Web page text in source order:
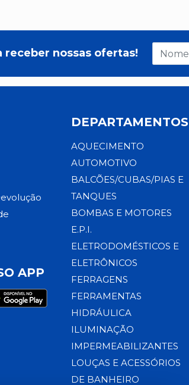
receber nossas ofertas!
APP
DEPARTAMENTOS
AQUECIMENTO
AUTOMOTIVO
BALCÕES/CUBAS/PIAS E
TANQUES
BOMBAS E MOTORES
E.P.I.
ELETRODOMÉSTICOS E
ELETRÔNICOS
FERRAGENS
FERRAMENTAS
HIDRÁULICA
ILUMINAÇÃO
IMPERMEABILIZANTES
LOUÇAS E ACESSÓRIOS
DE BANHEIRO